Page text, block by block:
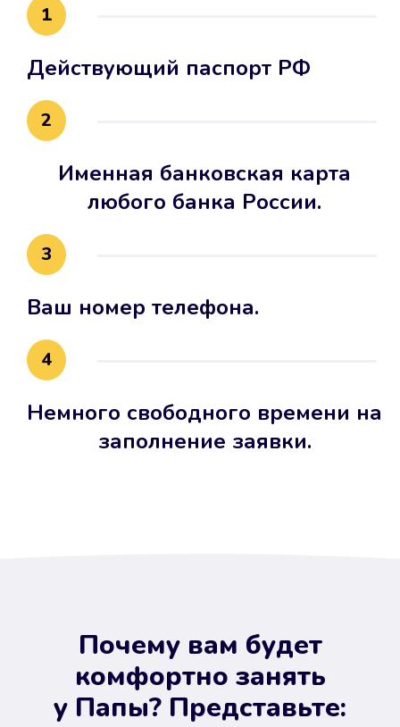
1
Действующий паспорт РФ
2
Именная банковская карта
любого банка России.
3
Ваш номер телефона.
4
Немного свободного времени на
заполнение заявки.
Почему вам будет
комфортно занять
у Папы? Представьте: